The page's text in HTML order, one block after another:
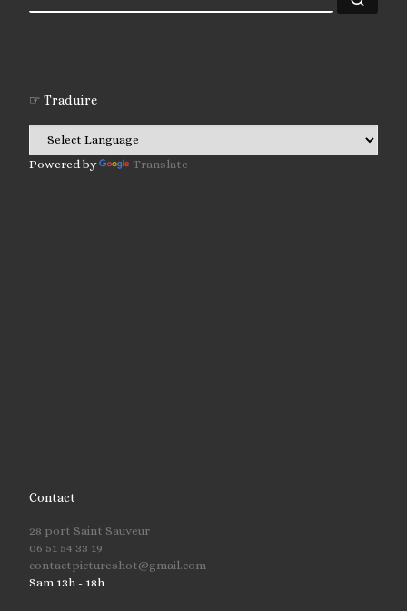
☞ Traduire
Powered by Translate
Contact
28 port Saint Sauveur
06 51 54 33 19
contactpictureshot@gmail.com
Sam 13h - 18h